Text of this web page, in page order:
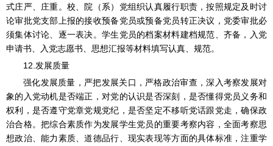
式庄严、庄重。校、院（系）党组织认真履行职责，按照规定及时讨
论审批党支部上报的接收预备党员或预备党员转正决议，党委审批必
须集体讨论、逐一表决。学生党员的档案材料建档规范、齐备，入党
申请书、入党志愿书、思想汇报等材料填写认真、规范。
12.发展质量
强化发展质量，严把发展关口，严格政治审查，深入考察发展对
象的入党动机是否端正，对党的认识是否深刻，是否懂得党员义务和
权利，是否遵守党章党规党纪，是否坚定不移听党话跟党走，确保政
治合格。把综合素质作为发展学生党员的重要考察内容，全面考察思
想政治、能力素质、道德品行、现实表现等方面的具体标准，注重学